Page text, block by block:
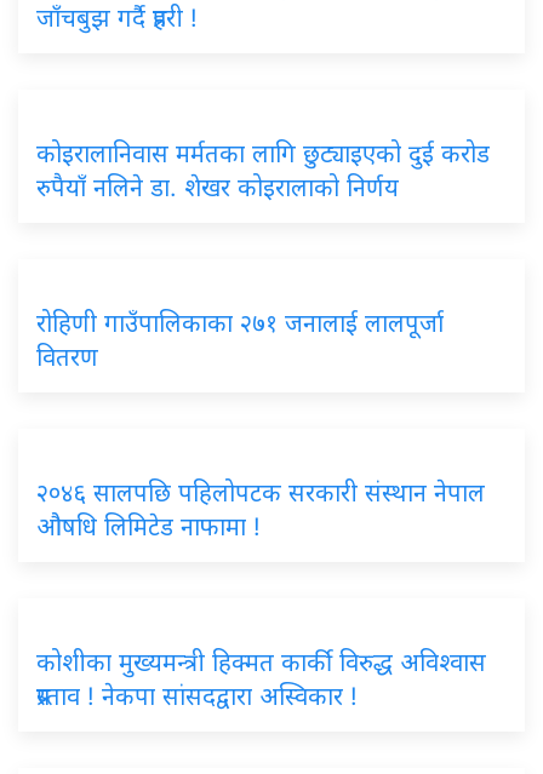
जाँचबुझ गर्दै प्रहरी !
कोइरालानिवास मर्मतका लागि छुट्याइएको दुई करोड
रुपैयाँ नलिने डा. शेखर कोइरालाको निर्णय
रोहिणी गाउँपालिकाका २७१ जनालाई लालपूर्जा
वितरण
२०४६ सालपछि पहिलोपटक सरकारी संस्थान नेपाल
औषधि लिमिटेड नाफामा !
कोशीका मुख्यमन्त्री हिक्मत कार्की विरुद्ध अविश्वास
प्रस्ताव ! नेकपा सांसदद्वारा अस्विकार !